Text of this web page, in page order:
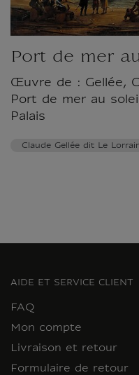
Port de mer
Œuvre de : Gellée,
Port de mer au
Palais
Claude Gellée dit Le
AIDE ET SERVICE CLIENT
FAQ
Mon compte
Livraison et retour
Formulaire de retour